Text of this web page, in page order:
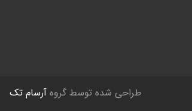
طراحی شده توسط گروه آرسام تک